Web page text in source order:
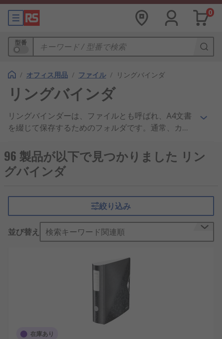
0
型番
/ オフィス用品 / ファイル / リングバインダ
リングバインダ
リングバインダーは、ファイルとも呼ばれ、A4文書
を綴じて保存するためのフォルダです。通常、カー
います。リングバインダーは、オフィス、学校、自
宅において、他の事務用品とともに普及していま
す。リングバインダーには、さまざまな色が用意さ
のラベルやインサートが背に付いているものもあり
ます。このため、リングバインダーを保管するとき
に、簡単に区別できます。用紙の枚数に合わせて、
多様な幅のリングバインダーを揃えています。 どの
にはバインダーがあり、用紙の穴に通して用紙を綴
じます。Dリング型とOリング型のバインダーがあ
り、レバーアーチ又はソフトクリックで閉じます。
リングバインダーには、2リング又は4リングのオプ
ションがあります。 ホールパンチで用紙に穴を開
け、バインダーを穴に通すことで、リングバインダ
ーに書類をしっかり綴じます。代わりに、プラスチ
96 製品が以下で見つかりました リン
グバインダ
絞り込み
並び替え 検索キーワード関連順
在庫あり